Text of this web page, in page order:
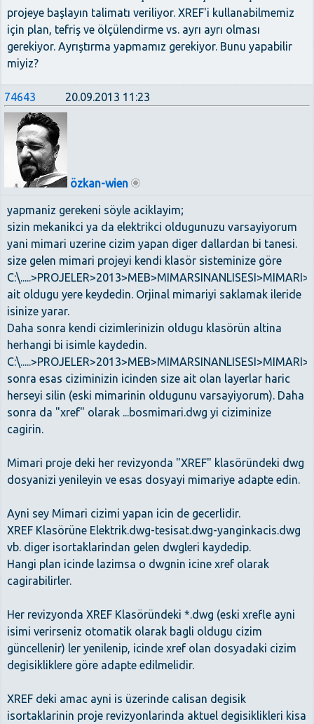
projeye başlayın talimatı veriliyor. XREF'i kullanabilmemiz
için plan, tefriş ve ölçülendirme vs. ayrı ayrı olması
gerekiyor. Ayrıştırma yapmamız gerekiyor. Bunu yapabilir
miyiz?
74643 20.09.2013 11:23
özkan-wien
yapmaniz gerekeni söyle aciklayim;
sizin mekanikci ya da elektrikci oldugunuzu varsayiyorum
yani mimari uzerine cizim yapan diger dallardan bi tanesi.
size gelen mimari projeyi kendi klasör sisteminize göre
ait oldugu yere keydedin. Orjinal mimariyi saklamak ileride
isinize yarar.
Daha sonra kendi cizimlerinizin oldugu klasörün altina
herhangi bi isimle kaydedin.
sonra esas ciziminizin icinden size ait olan layerlar haric
herseyi silin (eski mimarinin oldugunu varsayiyorum). Daha
sonra da "xref" olarak ...bosmimari.dwg yi ciziminize
cagirin.
Mimari proje deki her revizyonda "XREF" klasöründeki dwg
dosyanizi yenileyin ve esas dosyayi mimariye adapte edin.
Ayni sey Mimari cizimi yapan icin de gecerlidir.
XREF Klasörüne Elektrik.dwg-tesisat.dwg-yanginkacis.dwg
vb. diger isortaklarindan gelen dwgleri kaydedip.
Hangi plan icinde lazimsa o dwgnin icine xref olarak
cagirabilirler.
Her revizyonda XREF Klasöründeki *.dwg (eski xrefle ayni
isimi verirseniz otomatik olarak bagli oldugu cizim
güncellenir) ler yenilenip, icinde xref olan dosyadaki cizim
degisikliklere göre adapte edilmelidir.
XREF deki amac ayni is üzerinde calisan degisik
isortaklarinin proje revizyonlarinda aktuel degisiklikleri kisa